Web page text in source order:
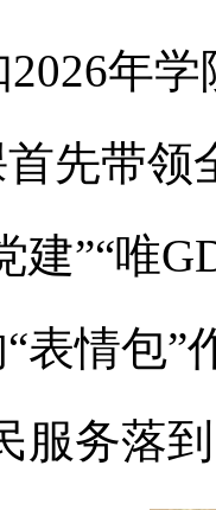
2026年
先带
建”“唯
表情包”
服务落